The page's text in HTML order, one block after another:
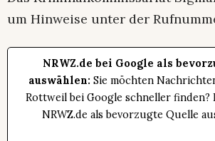
um Hinweise unter der
NRWZ.de bei Google als
auswählen: Sie möchten
Rottweil bei Google schneller finden?
NRWZ.de als bevorzugte Quelle